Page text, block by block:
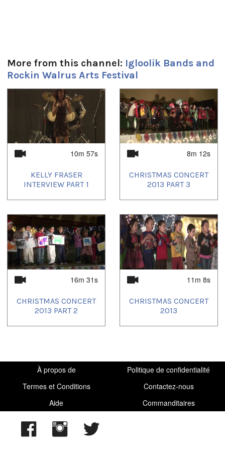
More from this channel: Igloolik Bands and
Rockin Walrus Arts Festival
10m 57s
KELLY FRASER
INTERVIEW PART 1
8m 12s
CHRISTMAS CONCERT
2013 PART 3
16m 31s
CHRISTMAS CONCERT
2013 PART 2
11m 8s
CHRISTMAS CONCERT
2013
À propos de
Politique de confidentialité
Termes et Conditions
Contactez-nous
Aide
Commanditaires